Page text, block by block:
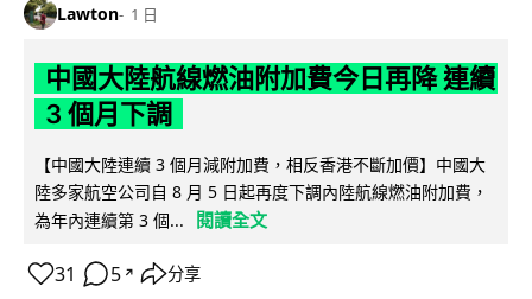
Lawton 1 日
中國大陸航線燃油附加費今日再降 連續
3 個月下調
【中國大陸連續 3 個月減附加費，相反香港不斷加價】中國大
陸多家航空公司自 8 月 5 日起再度下調內陸航線燃油附加費，
為年內連續第 3 個...
閱讀全文
31 5 ↗ 分享